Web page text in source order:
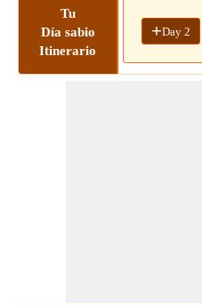
Tu
Día sabio
Itinerario
+Day 2